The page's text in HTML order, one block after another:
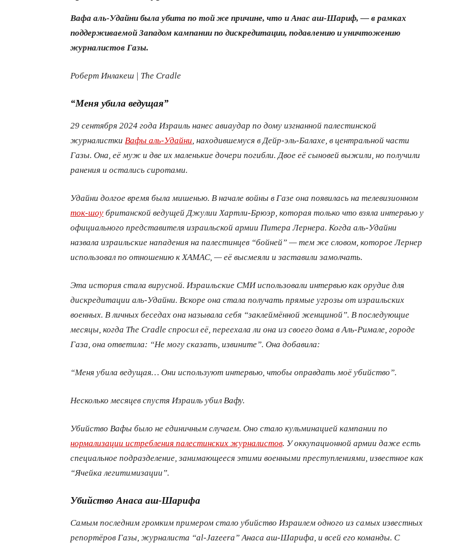
Вафа аль-Удайни была убита по той же причине, что и Анас аш-Шариф, — в рамках
поддерживаемой Западом кампании по дискредитации, подавлению и уничтожению
журналистов Газы.
Роберт Инлакеш | The Cradle
“Меня убила ведущая”
29 сентября 2024 года Израиль нанес авиаудар по дому изгнанной палестинской
журналистки Вафы аль-Удайни , находившемуся в Дейр-эль-Балахе, в центральной части
Газы. Она, её муж и две их маленькие дочери погибли. Двое её сыновей выжили, но получили
ранения и остались сиротами.
Удайни долгое время была мишенью. В начале войны в Газе она появилась на телевизионном
ток-шоу британской ведущей Джулии Хартли-Брюэр, которая только что взяла интервью у
официального представителя израильской армии Питера Лернера. Когда аль-Удайни
назвала израильские нападения на палестинцев “бойней” — тем же словом, которое Лернер
использовал по отношению к ХАМАС, — её высмеяли и заставили замолчать.
Эта история стала вирусной. Израильские СМИ использовали интервью как орудие для
дискредитации аль-Удайни. Вскоре она стала получать прямые угрозы от израильских
военных. В личных беседах она называла себя “заклеймённой женщиной”. В последующие
месяцы, когда The Cradle спросил её, переехала ли она из своего дома в Аль-Римале, городе
Газа, она ответила: “Не могу сказать, извините”. Она добавила:
“Меня убила ведущая… Они используют интервью, чтобы оправдать моё убийство”.
Несколько месяцев спустя Израиль убил Вафу.
Убийство Вафы было не единичным случаем. Оно стало кульминацией кампании по
нормализации истребления палестинских журналистов . У оккупационной армии даже есть
специальное подразделение, занимающееся этими военными преступлениями, известное как
“Ячейка легитимизации”.
Убийство Анаса аш-Шарифа
Самым последним громким примером стало убийство Израилем одного из самых известных
репортёров Газы, журналиста “al-Jazeera” Анаса аш-Шарифа, и всей его команды. С